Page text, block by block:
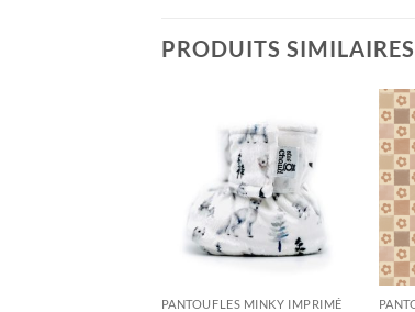
PRODUITS SIMILAIRES
PANTOUFLES MINKY IMPRIMÉ